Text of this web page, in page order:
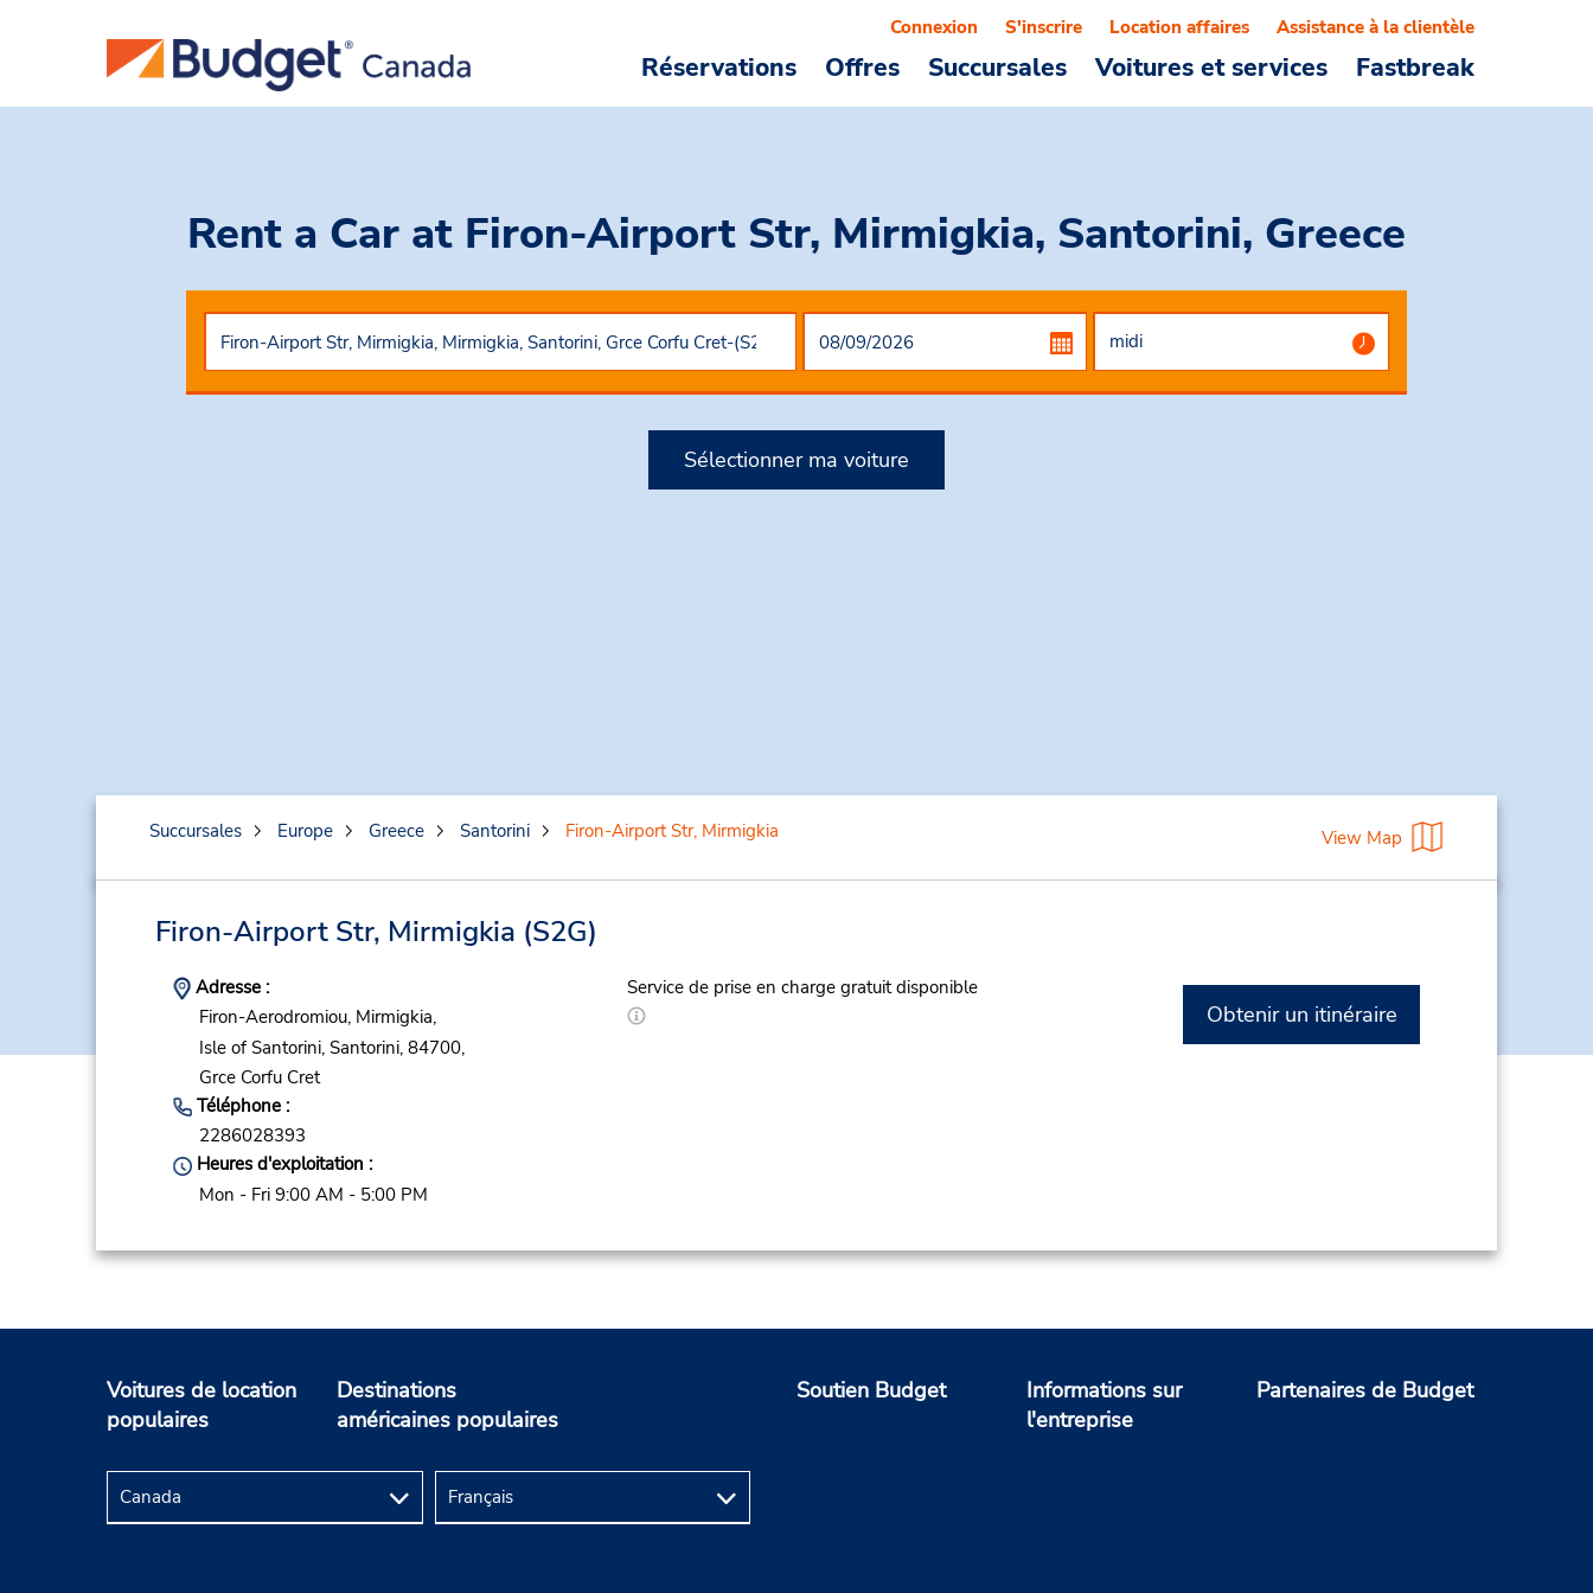
Réservations Offres Succursales Voitures et services Fastbreak
Connexion S'inscrire Location affaires Assistance à la clientèle
Rent a Car at Firon-Airport Str, Mirmigkia, Santorini, Greece
Sélectionner ma voiture
Succursales Europe Greece Santorini Firon-Airport Str, Mirmigkia View Map
Firon-Airport Str, Mirmigkia (S2G)
Adresse :
Firon-Aerodromiou, Mirmigkia,
Isle of Santorini, Santorini, 84700,
Grce Corfu Cret
Téléphone :
2286028393
Heures d'exploitation :
Mon - Fri 9:00 AM - 5:00 PM
Service de prise en charge gratuit disponible
Obtenir un itinéraire
Voitures de location
populaires
Destinations
américaines populaires
Soutien Budget
Informations sur
l'entreprise
Partenaires de Budget